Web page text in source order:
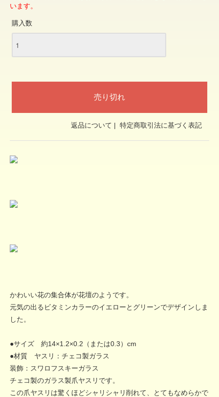
います。
購入数
返品について | 特定商取引法に基づく表記
かわいい花の集合体が花壇のようです。
元気の出るビタミンカラーのイエローとグリーンでデザインしま
した。
●サイズ 約14×1.2×0.2（または0.3）cm
●材質 ヤスリ：チェコ製ガラス
装飾：スワロフスキーガラス
チェコ製のガラス製爪ヤスリです。
この爪ヤスリは驚くほどシャリシャリ削れて、とてもなめらかで